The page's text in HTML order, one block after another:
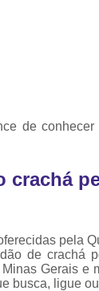
de
crachá
pela
de crachá
Gerais e
busca, ligue